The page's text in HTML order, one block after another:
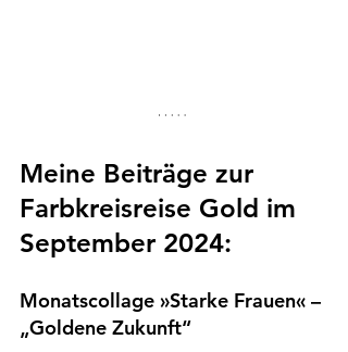
Meine Beiträge zur
Farbkreisreise Gold im
September 2024:
Monatscollage »Starke Frauen« –
„Goldene Zukunft“